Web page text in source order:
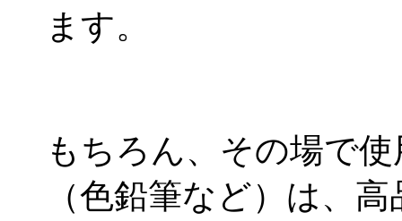
ます。
もちろん、その場で
（色鉛筆など）は、